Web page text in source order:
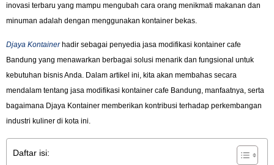
inovasi terbaru yang mampu mengubah cara orang menikmati makanan dan
minuman adalah dengan menggunakan kontainer bekas.
Djaya Kontainerhadir sebagai penyedia jasa modifikasi kontainer cafe
Bandung yang menawarkan berbagai solusi menarik dan fungsional untuk
kebutuhan bisnis Anda. Dalam artikel ini, kita akan membahas secara
mendalam tentang jasa modifikasi kontainer cafe Bandung, manfaatnya, serta
bagaimana Djaya Kontainer memberikan kontribusi terhadap perkembangan
industri kuliner di kota ini.
Daftar isi: